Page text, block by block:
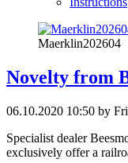
Maerklin202604
Novelty from
06.10.2020 10:50 by
Specialist dealer
exclusively offer a